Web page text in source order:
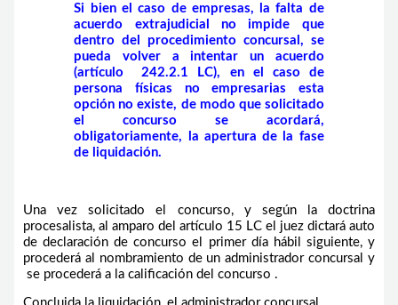
Si bien el caso de empresas, la falta de
acuerdo extrajudicial no impide que
dentro del procedimiento concursal, se
pueda volver a intentar un acuerdo
(artículo 242.2.1 LC), en el caso de
persona físicas no empresarias esta
opción no existe, de modo que solicitado
el concurso se acordará,
obligatoriamente, la apertura de la fase
de liquidación.
Una vez solicitado el concurso, y según la doctrina
procesalista, al amparo del artículo 15 LC el juez dictará auto
de declaración de concurso el primer día hábil siguiente, y
procederá al nombramiento de un administrador concursal y
se procederá a la calificación del concurso .